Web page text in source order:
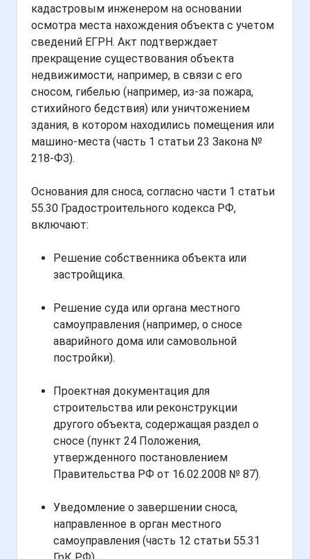
кадастровым инженером на основании
осмотра места нахождения объекта с учетом
сведений ЕГРН. Акт подтверждает
прекращение существования объекта
недвижимости, например, в связи с его
сносом, гибелью (например, из-за пожара,
стихийного бедствия) или уничтожением
здания, в котором находились помещения или
машино-места (часть 1 статьи 23 Закона №
218-ФЗ).
Основания для сноса, согласно части 1 статьи
55.30 Градостроительного кодекса РФ,
включают:
Решение собственника объекта или
застройщика.
Решение суда или органа местного
самоуправления (например, о сносе
аварийного дома или самовольной
постройки).
Проектная документация для
строительства или реконструкции
другого объекта, содержащая раздел о
сносе (пункт 24 Положения,
утвержденного постановлением
Правительства РФ от 16.02.2008 № 87).
Уведомление о завершении сноса,
направленное в орган местного
самоуправления (часть 12 статьи 55.31